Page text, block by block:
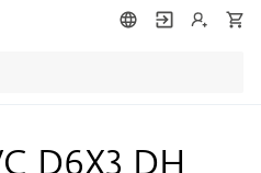
D6X3 DH